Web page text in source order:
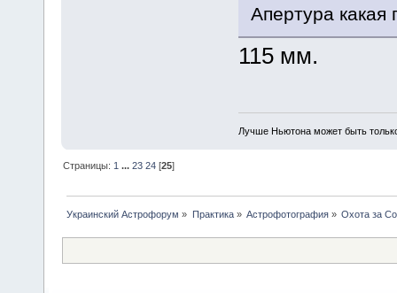
Апертура какая
115 мм.
Лучше Ньютона может быть
Страницы: 1 ...23 24 [25]
Украинский Астрофорум » Практика» Астрофотография» Охота за